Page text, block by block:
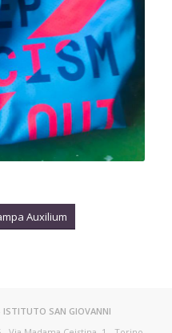
Auxilium
ISTITUTO SAN GIOVANNI